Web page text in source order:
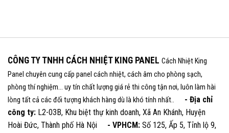
CÔNG TY TNHH CÁCH NHIỆT KING PANEL Cách Nhiệt King
Panel chuyên cung cấp panel cách nhiệt, cách âm cho phòng sạch,
phòng thí nghiệm... uy tín chất lượng giá rẻ thi công tận nơi, luôn làm hài
lòng tất cả các đối tượng khách hàng dù là khó tính nhất..
- Địa chỉ
công ty: L2-03B, Khu biệt thự kinh doanh, Xã An Khánh, Huyện
Hoài Đức, Thành phố Hà Nội - VPHCM: Số 125, Ấp 5, Tỉnh lộ 9,